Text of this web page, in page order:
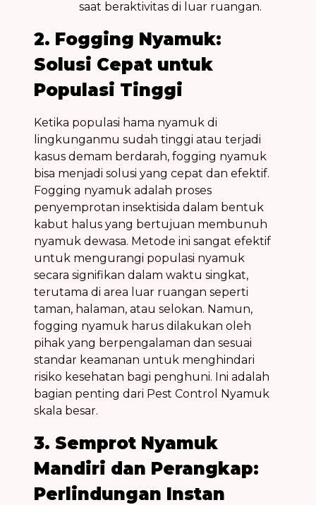
saat beraktivitas di luar ruangan.
2. Fogging Nyamuk:
Solusi Cepat untuk
Populasi Tinggi
Ketika populasi hama nyamuk di
lingkunganmu sudah tinggi atau terjadi
kasus demam berdarah, fogging nyamuk
bisa menjadi solusi yang cepat dan efektif.
Fogging nyamuk adalah proses
penyemprotan insektisida dalam bentuk
kabut halus yang bertujuan membunuh
nyamuk dewasa. Metode ini sangat efektif
untuk mengurangi populasi nyamuk
secara signifikan dalam waktu singkat,
terutama di area luar ruangan seperti
taman, halaman, atau selokan. Namun,
fogging nyamuk harus dilakukan oleh
pihak yang berpengalaman dan sesuai
standar keamanan untuk menghindari
risiko kesehatan bagi penghuni. Ini adalah
bagian penting dari Pest Control Nyamuk
skala besar.
3. Semprot Nyamuk
Mandiri dan Perangkap:
Perlindungan Instan